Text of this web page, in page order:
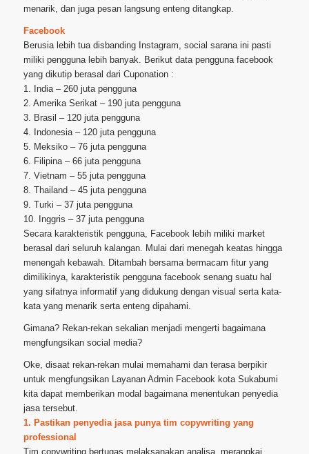
menarik, dan juga pesan langsung enteng ditangkap.
Facebook
Berusia lebih tua disbanding Instagram, social sarana ini pasti
miliki pengguna lebih banyak. Berikut data pengguna facebook
yang dikutip berasal dari Cuponation :
1. India – 260 juta pengguna
2. Amerika Serikat – 190 juta pengguna
3. Brasil – 120 juta pengguna
4. Indonesia – 120 juta pengguna
5. Meksiko – 76 juta pengguna
6. Filipina – 66 juta pengguna
7. Vietnam – 55 juta pengguna
8. Thailand – 45 juta pengguna
9. Turki – 37 juta pengguna
10. Inggris – 37 juta pengguna
Secara karakteristik pengguna, Facebook lebih miliki market
berasal dari seluruh kalangan. Mulai dari menegah keatas hingga
menengah kebawah. Ditambah bersama bermacam fitur yang
dimilikinya, karakteristik pengguna facebook senang suatu hal
yang sifatnya informatif yang didukung dengan visual serta kata-
kata yang menarik serta enteng dipahami.
Gimana? Rekan-rekan sekalian menjadi mengerti bagaimana
mengfungsikan social media?
Oke, disaat rekan-rekan mulai memahami dan terasa berpikir
untuk mengfungsikan Layanan Admin Facebook kota Sukabumi
kita dapat memberikan modal bagaimana menentukan penyedia
jasa tersebut.
1. Pastikan penyedia jasa punya tim copywriting yang
professional
Tim copywriting bertugas melaksanakan analisa, merangkai